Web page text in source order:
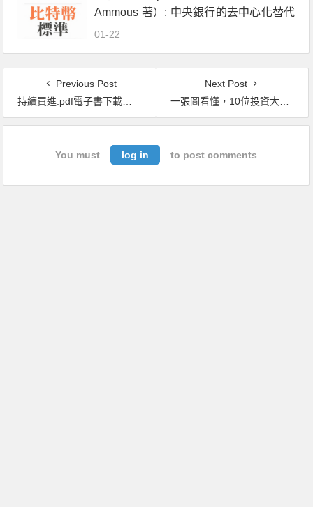
Ammous 著）: 中央銀行的去中心化替代
方案
01-22
Previous Post
持續買進.pdf電子書下載（尼克．馬朱利）：資料科學家的投資終極解答，存錢及致富的實證方法
Next Post
一張圖看懂，10位投資大師的致富之道.pdf電子書下載
You must log in to post comments